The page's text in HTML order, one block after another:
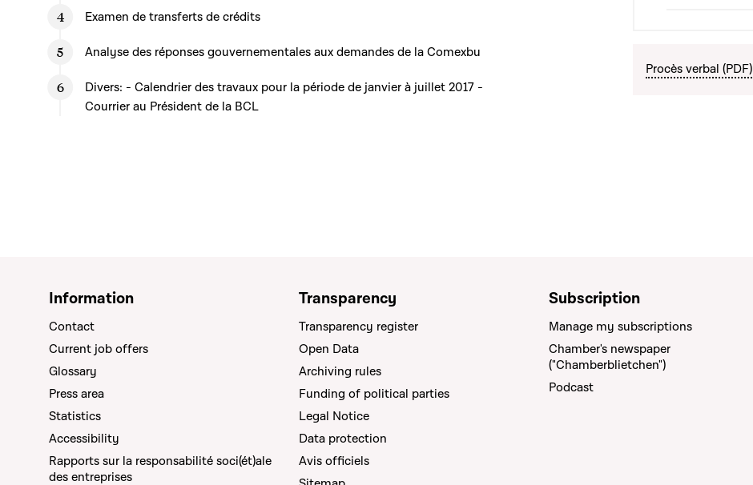
Examen de transferts de crédits
Analyse des réponses gouvernementales aux demandes de la Comexbu
Divers: - Calendrier des travaux pour la période de janvier à juillet 2017 -
Courrier au Président de la BCL
Procès verbal (PDF)
Information
Contact
Current job offers
Glossary
Press area
Statistics
Accessibility
Rapports sur la responsabilité soci(ét)ale
des entreprises
Transparency
Transparency register
Open Data
Archiving rules
Funding of political parties
Legal Notice
Data protection
Avis officiels
Subscription
Manage my subscriptions
Chamber's newspaper
("Chamberblietchen")
Podcast